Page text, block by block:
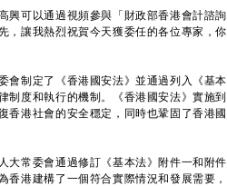
可以通過視頻參與「財政部香港會計諮詢
，讓我熱烈祝賀今天獲委任的各位專家，
制定了《香港國安法》並通過列入《基
制度和執行的機制。《香港國安法》實施
香港社會的安全穩定，同時也鞏固了香港
常委會通過修訂《基本法》附件一和附
香港建構了一個符合實際情況和發展需要